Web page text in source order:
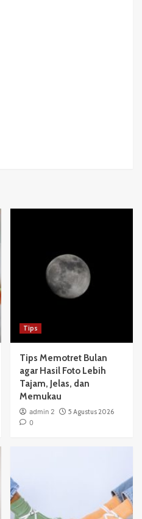
Tips
Tips Memotret Bulan
agar Hasil Foto Lebih
Tajam, Jelas, dan
Memukau
admin 2
5 Agustus 2026
0